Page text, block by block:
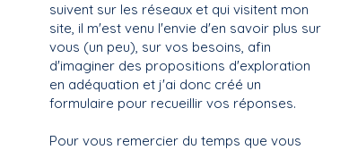
suivent sur les réseaux et qui visitent mon
site, il m'est venu l'envie d'en savoir plus sur
vous (un peu), sur vos besoins, afin
d'imaginer des propositions d'exploration
en adéquation et j'ai donc créé un
formulaire pour recueillir vos réponses.
Pour vous remercier du temps que vous